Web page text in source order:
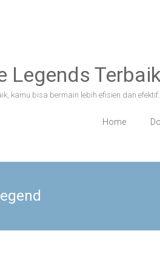
Legends Terbaik
kamu bisa bermain lebih efisien dan
Home